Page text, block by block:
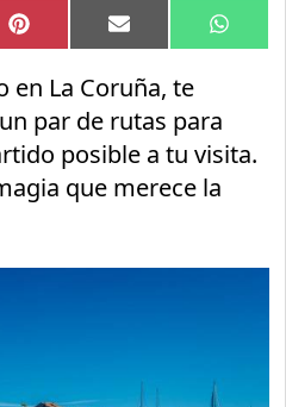
Compartir
en
Pinterest Compartir
en
Email
en
en La Coruña, te
par de rutas para
posible a tu visita.
que merece la